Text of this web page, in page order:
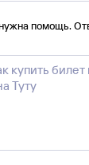
помощь.